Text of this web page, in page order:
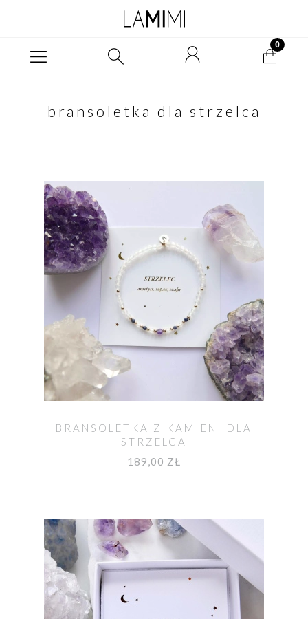
bransoletka dla strzelca
BRANSOLETKA Z KAMIENI DLA
STRZELCA
189,00 ZŁ